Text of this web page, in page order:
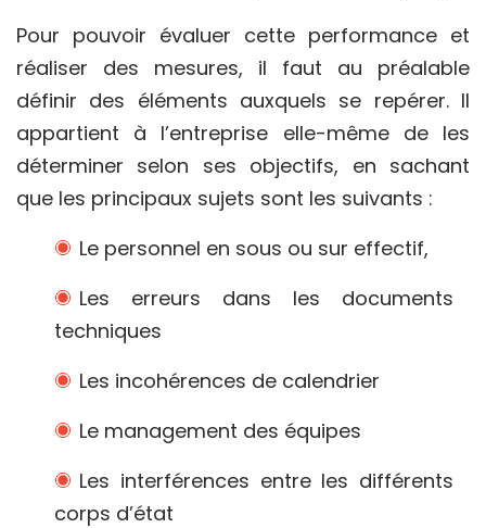
Pour pouvoir évaluer cette performance et
réaliser des mesures, il faut au préalable
définir des éléments auxquels se repérer. Il
appartient à l’entreprise elle-même de les
déterminer selon ses objectifs, en sachant
que les principaux sujets sont les suivants :
Le personnel en sous ou sur effectif,
Les erreurs dans les documents
techniques
Les incohérences de calendrier
Le management des équipes
Les interférences entre les différents
corps d’état